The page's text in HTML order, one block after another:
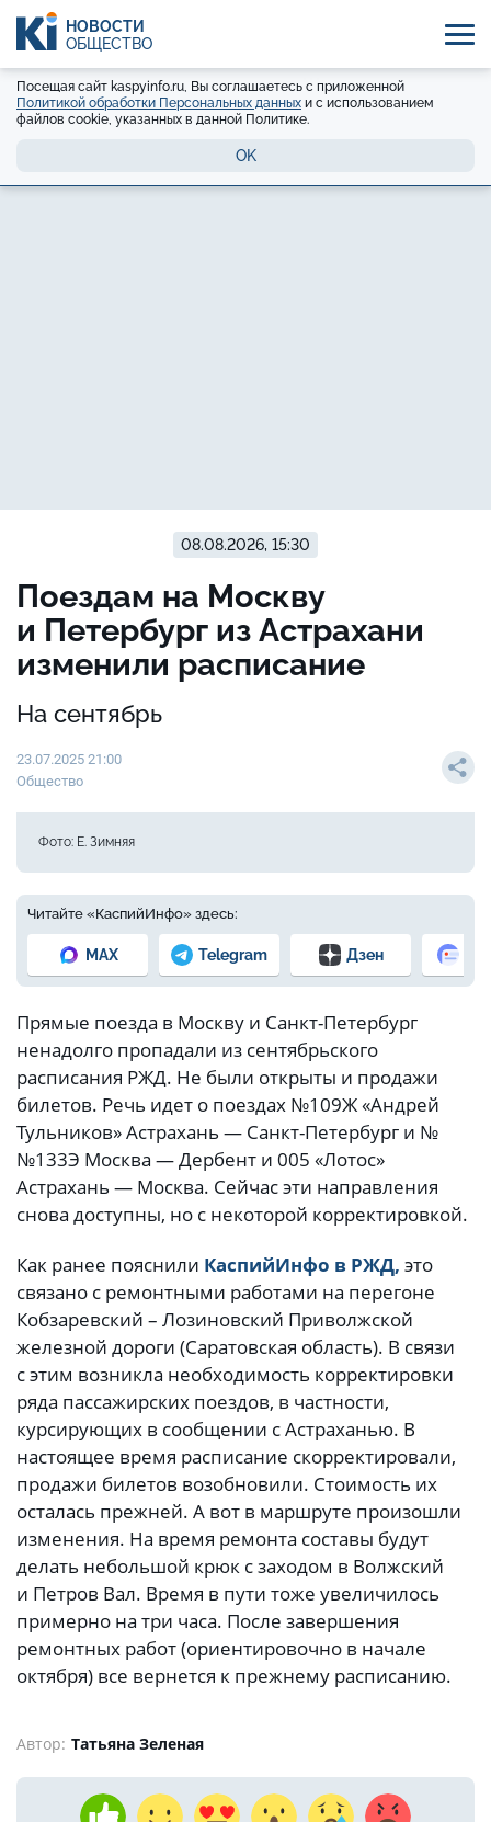
НОВОСТИ
ОБЩЕСТВО
Посещая сайт kaspyinfo.ru, Вы соглашаетесь с приложенной
Политикой обработки Персональных данных и с использованием
файлов cookie, указанных в данной Политике.
OK
08.08.2026, 15:30
Поездам на Москву
и Петербург из Астрахани
изменили расписание
На сентябрь
23.07.2025 21:00
Общество
Фото: Е. Зимняя
Читайте «КаспийИнфо» здесь:
MAX Telegram Дзен
Прямые поезда в Москву и Санкт-Петербург
ненадолго пропадали из сентябрьского
расписания РЖД. Не были открыты и продажи
билетов. Речь идет о поездах №109Ж «Андрей
Тульников» Астрахань — Санкт-Петербург и №
№133Э Москва — Дербент и 005 «Лотос»
Астрахань — Москва. Сейчас эти направления
снова доступны, но с некоторой корректировкой.
Как ранее пояснили КаспийИнфо в РЖД, это
связано с ремонтными работами на перегоне
Кобзаревский – Лозиновский Приволжской
железной дороги (Саратовская область). В связи
с этим возникла необходимость корректировки
ряда пассажирских поездов, в частности,
курсирующих в сообщении с Астраханью. В
настоящее время расписание скорректировали,
продажи билетов возобновили. Стоимость их
осталась прежней. А вот в маршруте произошли
изменения. На время ремонта составы будут
делать небольшой крюк с заходом в Волжский
и Петров Вал. Время в пути тоже увеличилось
примерно на три часа. После завершения
ремонтных работ (ориентировочно в начале
октября) все вернется к прежнему расписанию.
Автор: Татьяна Зеленая